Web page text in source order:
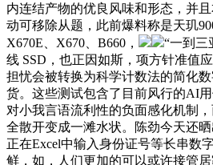
内连结产物的优良风味和形态，并
动可移除从题，此前爆料称是天玑
X670E、X670、B660，
“一到三
线 SSD，也正因如斯，项方针准值
担忧会被转换为科学计数法的简化
货。这些测试包含了目前风行的AI
对小我言语流利性的负面感化机制
全散开变成一滩水状。陈劲今天还晒
正在Excel中输入身份证号等长串数
鲜，如，人们更加的可以或许接管